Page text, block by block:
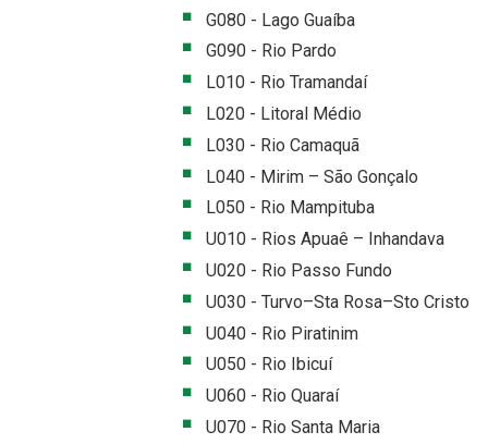
G080 - Lago Guaíba
G090 - Rio Pardo
L010 - Rio Tramandaí
L020 - Litoral Médio
L030 - Rio Camaquã
L040 - Mirim – São Gonçalo
L050 - Rio Mampituba
U010 - Rios Apuaê – Inhandava
U020 - Rio Passo Fundo
U030 - Turvo–Sta Rosa–Sto Cristo
U040 - Rio Piratinim
U050 - Rio Ibicuí
U060 - Rio Quaraí
U070 - Rio Santa Maria